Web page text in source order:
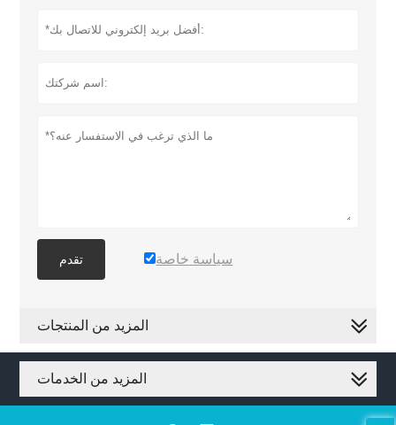
تقدم سياسة خاصة
المزيد من المنتجات
المزيد من الخدمات